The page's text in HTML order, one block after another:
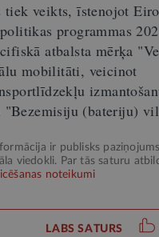
veikts, īstenojot
programmas
atbalsta mērķa
mobilitāti, veicinot
"Bezemisiju (bateriju)
ir publisks
viedokli. Par tās saturu
noteikumi
LABS SATURS